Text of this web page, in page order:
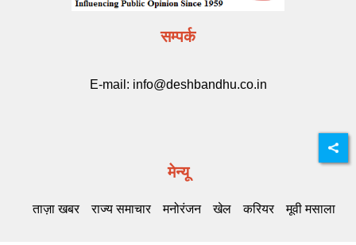
सम्पर्क
E-mail: info@deshbandhu.co.in
मेन्यू
ताज़ा खबर राज्य समाचार मनोरंजन खेल करियर मूवी मसाला